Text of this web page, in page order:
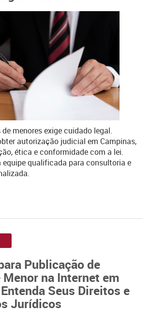
menores exige cuidado legal.
autorização judicial em Campinas,
ética e conformidade com a lei.
equipe qualificada para consultoria e
Publicação de
Menor na Internet em
Seus Direitos e
Jurídicos